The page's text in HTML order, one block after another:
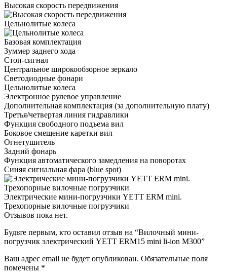
Высокая скорость передвижения
Цельнолитые колеса
Базовая комплектация
Зуммер заднего хода
Стоп-сигнал
Центральное широкообзорное зеркало
Светодиодные фонари
Цельнолитые колеса
Электронное рулевое управление
Дополнительная комплектация (за дополнительную плату)
Третья/четвертая линия гидравлики
Функция свободного подъема вил
Боковое смещение каретки вил
Огнетушитель
Задний фонарь
Функция автоматического замедления на поворотах
Синяя сигнальная фара (blue spot)
Электрические мини-погрузчики YETT ERM mini.
Трехопорные вилочные погрузчики
Отзывов пока нет.
Будьте первым, кто оставил отзыв на “Вилочный мини-
погрузчик электрический YETT ERM15 mini li-ion M300”
Ваш адрес email не будет опубликован. Обязательные поля
помечены *